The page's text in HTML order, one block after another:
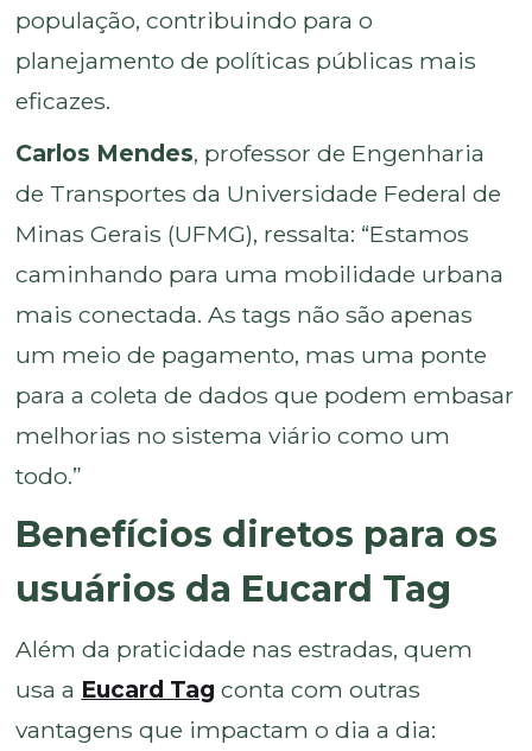
população, contribuindo para o
planejamento de políticas públicas mais
eficazes.
Carlos Mendes, professor de Engenharia
de Transportes da Universidade Federal de
Minas Gerais (UFMG), ressalta: “Estamos
caminhando para uma mobilidade urbana
mais conectada. As tags não são apenas
um meio de pagamento, mas uma ponte
para a coleta de dados que podem embasar
melhorias no sistema viário como um
todo.”
Benefícios diretos para os
usuários da Eucard Tag
Além da praticidade nas estradas, quem
usa a Eucard Tag conta com outras
vantagens que impactam o dia a dia: